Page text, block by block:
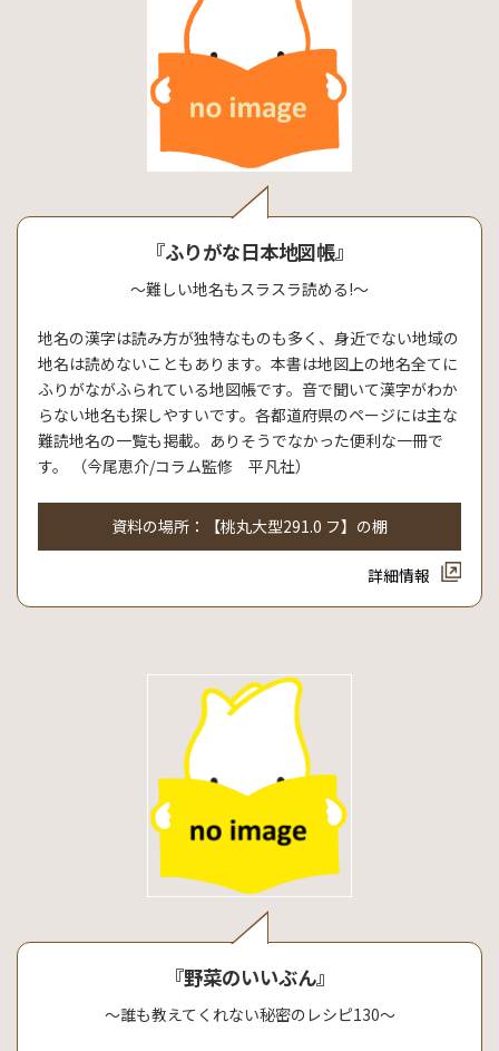
『ふりがな日本地図帳』
～難しい地名もスラスラ読める!～
地名の漢字は読み方が独特なものも多く、身近でない地域の
地名は読めないこともあります。本書は地図上の地名全てに
ふりがながふられている地図帳です。音で聞いて漢字がわか
らない地名も探しやすいです。各都道府県のページには主な
難読地名の一覧も掲載。ありそうでなかった便利な一冊で
す。 （今尾恵介/コラム監修 平凡社）
資料の場所：【桃丸大型291.0 フ】の棚
詳細情報
『野菜のいいぶん』
～誰も教えてくれない秘密のレシピ130～